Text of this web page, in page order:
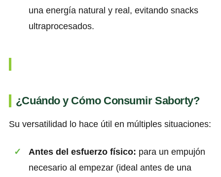
una energía natural y real, evitando snacks
ultraprocesados.
¿Cuándo y Cómo Consumir Saborty?
Su versatilidad lo hace útil en múltiples situaciones:
Antes del esfuerzo físico: para un empujón
necesario al empezar (ideal antes de una